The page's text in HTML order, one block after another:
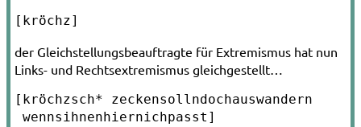
[kröchz]
der Gleichstellungsbeauftragte für Extremismus hat nun
Links- und Rechtsextremismus gleichgestellt…
[kröchzsch* zeckensollndochauswandern­
wennsihnenhiernichpasst]